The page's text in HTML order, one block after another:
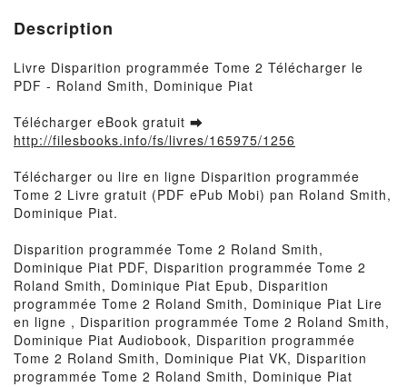
Description
Livre Disparition programmée Tome 2 Télécharger le
PDF - Roland Smith, Dominique Piat
Télécharger eBook gratuit ➡
http://filesbooks.info/fs/livres/165975/1256
Télécharger ou lire en ligne Disparition programmée
Tome 2 Livre gratuit (PDF ePub Mobi) pan Roland Smith,
Dominique Piat.
Disparition programmée Tome 2 Roland Smith,
Dominique Piat PDF, Disparition programmée Tome 2
Roland Smith, Dominique Piat Epub, Disparition
programmée Tome 2 Roland Smith, Dominique Piat Lire
en ligne , Disparition programmée Tome 2 Roland Smith,
Dominique Piat Audiobook, Disparition programmée
Tome 2 Roland Smith, Dominique Piat VK, Disparition
programmée Tome 2 Roland Smith, Dominique Piat